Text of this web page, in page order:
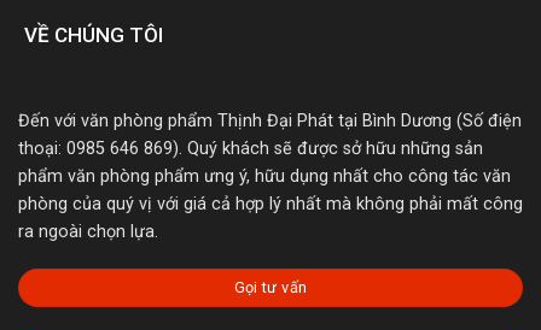
VỀ CHÚNG TÔI
Đến với văn phòng phẩm Thịnh Đại Phát tại Bình Dương (Số điện
thoại: 0985 646 869). Quý khách sẽ được sở hữu những sản
phẩm văn phòng phẩm ưng ý, hữu dụng nhất cho công tác văn
phòng của quý vị với giá cả hợp lý nhất mà không phải mất công
ra ngoài chọn lựa.
Gọi tư vấn